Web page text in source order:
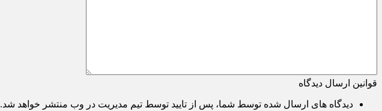
قوانین ارسال دیدگاه
دیدگاه های ارسال شده توسط شما، پس از تایید توسط تیم مدیریت در وب منتشر خواهد شد.